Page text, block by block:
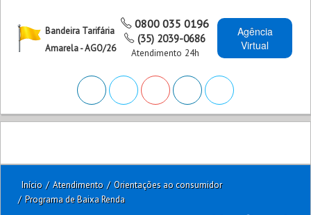
Bandeira Tarifária
Amarela - AGO/26
0800 035 0196
(35) 2039-0686
Atendimento 24h
Agência
Virtual
Início / Atendimento / Orientações ao consumidor
/ Programa de Baixa Renda